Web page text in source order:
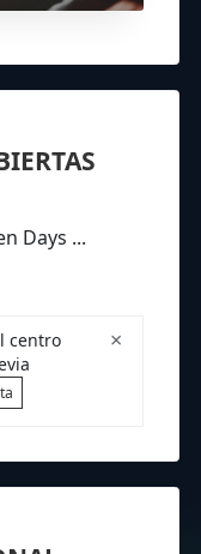
Days ...
×
centro